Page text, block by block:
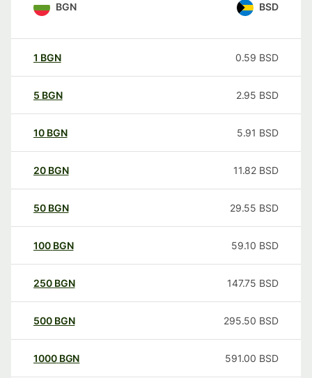
BGN BSD
1 BGN 0.59 BSD
5 BGN 2.95 BSD
10 BGN 5.91 BSD
20 BGN 11.82 BSD
50 BGN 29.55 BSD
100 BGN 59.10 BSD
250 BGN 147.75 BSD
500 BGN 295.50 BSD
1000 BGN 591.00 BSD